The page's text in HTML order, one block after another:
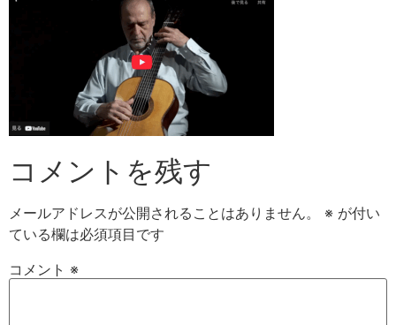
コメントを残す
メールアドレスが公開されることはありません。 ※ が付い
ている欄は必須項目です
コメント ※